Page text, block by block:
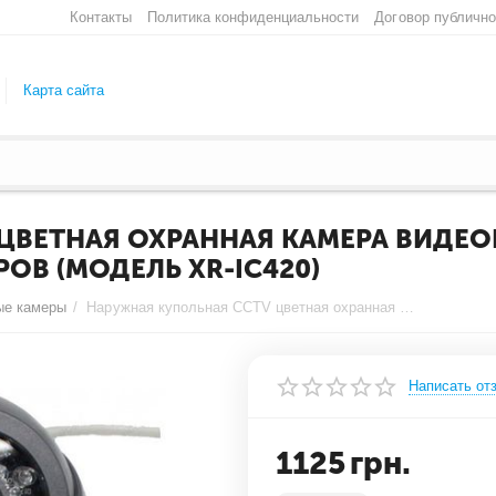
Контакты Политика конфиденциальности Договор
Карта сайта
ОХРАННАЯ КАМЕРА
(МОДЕЛЬ XR-IC420)
камеры / Наружная купольная CCTV цветная охранная камера видеонаблюдения 1/4 CMOS, 450TVL, 0,1 LUX, ИK до 15 метров (модель XR-IC420)
Написать
1125грн.